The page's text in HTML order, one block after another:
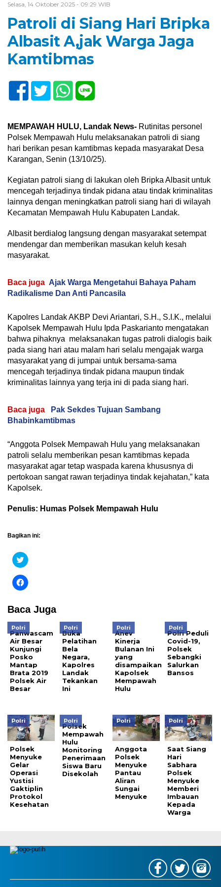
Selasa, 14 Oktober 2025 - 09:29 WIB
Patroli di Siang Hari Bripka
Albasit A,jak Warga Jaga
Kamtibmas
MEMPAWAH HULU, Landak News- Rutinitas personel
Polsek Mempawah Hulu melaksanakan patroli di siang
hari berikan pesan kamtibmas kepada masyarakat Desa
Karangan, Senin (13/10/25).
Kegiatan patroli siang di lakukan oleh Bripka Albasit untuk
mencegah terjadinya tindak pidana atau tindak kriminalitas
lainnya dengan meningkatkan patroli siang hari di wilayah
Kecamatan Mempawah Hulu Kabupaten Landak.
Albasit berdialog langsung dengan masyarakat setempat
mendengar dan memberikan masukan keluh kesah
masyarakat.
Baca juga Ajak Warga Mengetahui Bahaya Paham
Radikalisme Dan Anti Pancasila
Kapolres Landak AKBP Devi Ariantari, S.H., S.I.K., melalui
Kapolsek Mempawah Hulu Ipda Paskarianto mengatakan
bahwa pihaknya melaksanakan tugas patroli dialogis baik
pada siang hari atau malam hari selalu mengajak warga
masyarakat yang di jumpai untuk bersama-sama
mencegah terjadinya tindak pidana maupun tindak
kriminalitas lainnya yang terja ini di pada siang hari.
Baca juga
Pak Sekdes Tujuan Sambang
Bhabinkamtibmas
“Anggota Polsek Mempawah Hulu yang melaksanakan
patroli selalu memberikan pesan kamtibmas kepada
masyarakat agar tetap waspada karena khususnya di
pertokoan sangat rawan terjadinya tindak kejahatan,” kata
Kapolsek.
Penulis: Humas Polsek Mempawah Hulu
Bagikan ini:
Klik
untuk
pada
Twitter(Membuka
di
baru)
Klik
untuk
Facebook(Membuka
di
jendela
yang
baru)
Baca Juga
Polri
Panwascam
Air Besar
Kunjungi
Posko
Mantap
Brata 2019
Polsek Air
Besar
Polri
Buka
Pelatihan
Bela
Negara,
Kapolres
Landak
Tekankan
Ini
Polri
Anev
Kinerja
Bulanan Ini
yang
disampaikan
Kapolsek
Mempawah
Hulu
Polri
Polri Peduli
Covid-19,
Polsek
Sebangki
Salurkan
Bansos
Polri
Polsek
Menyuke
Gelar
Operasi
Yustisi
Gaktiplin
Protokol
Kesehatan
Polri
Polsek
Mempawah
Hulu
Monitoring
Penerimaan
Siswa Baru
Disekolah
Polri
Anggota
Polsek
Menyuke
Pantau
Aliran
Sungai
Menyuke
Polri
Saat Siang
Hari
Sabhara
Polsek
Menyuke
Memberi
Imbauan
Kepada
Warga